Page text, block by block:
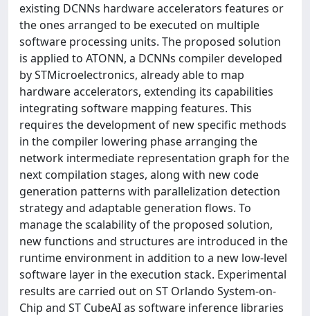
existing DCNNs hardware accelerators features or
the ones arranged to be executed on multiple
software processing units. The proposed solution
is applied to ATONN, a DCNNs compiler developed
by STMicroelectronics, already able to map
hardware accelerators, extending its capabilities
integrating software mapping features. This
requires the development of new specific methods
in the compiler lowering phase arranging the
network intermediate representation graph for the
next compilation stages, along with new code
generation patterns with parallelization detection
strategy and adaptable generation flows. To
manage the scalability of the proposed solution,
new functions and structures are introduced in the
runtime environment in addition to a new low-level
software layer in the execution stack. Experimental
results are carried out on ST Orlando System-on-
Chip and ST CubeAI as software inference libraries